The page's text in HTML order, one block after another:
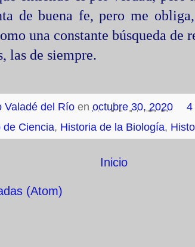
de buena fe, pero me
una constante búsqueda de
las de siempre.
Valadé del Río en octubre 30, 2020
4
de Ciencia, Historia de la Biología,
Inicio
(Atom)